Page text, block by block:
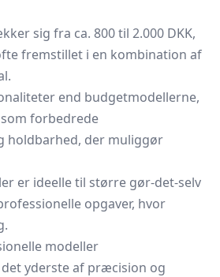
sig fra ca. 800 til 2.000 DKK,
fremstillet i en kombination af
end budgetmodellerne,
forbedrede
holdbarhed, der muliggør
er ideelle til større gør-det-selv
opgaver, hvor
modeller
yderste af præcision og